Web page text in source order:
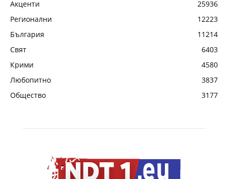
Акценти
25936
Регионални
12223
България
11214
Свят
6403
Крими
4580
Любопитно
3837
Общество
3177